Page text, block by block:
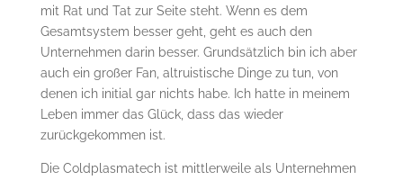
mit Rat und Tat zur Seite steht. Wenn es dem
Gesamtsystem besser geht, geht es auch den
Unternehmen darin besser. Grundsätzlich bin ich aber
auch ein großer Fan, altruistische Dinge zu tun, von
denen ich initial gar nichts habe. Ich hatte in meinem
Leben immer das Glück, dass das wieder
zurückgekommen ist.
Die Coldplasmatech ist mittlerweile als Unternehmen